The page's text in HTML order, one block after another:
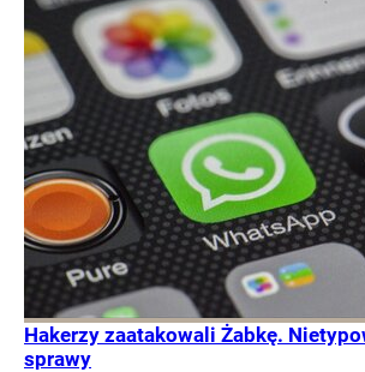
Hakerzy zaatakowali Żabkę.
sprawy